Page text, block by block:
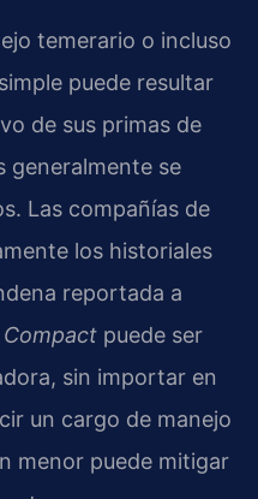
temerario o incluso
puede resultar
de sus primas de
generalmente se
Las compañías de
los historiales
reportada a
puede ser
sin importar en
un cargo de manejo
menor puede mitigar